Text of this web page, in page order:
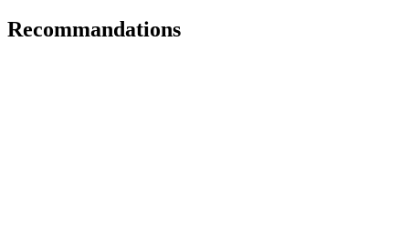
Recommandations